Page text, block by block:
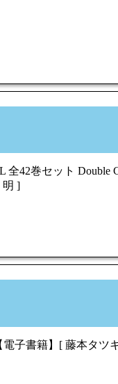
全42巻セット Double
明 ]
電子書籍】[ 藤本タツ